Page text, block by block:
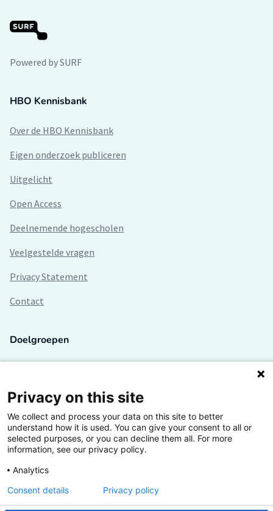
Powered by SURF
HBO Kennisbank
Over de HBO Kennisbank
Eigen onderzoek publiceren
Uitgelicht
Open Access
Deelnemende hogescholen
Veelgestelde vragen
Privacy Statement
Contact
Doelgroepen
Lectoren en onderzoekers
Bedrijven
Hogescholen
Privacy on this site
We collect and process your data on this site to better
understand how it is used. You can give your consent to all or
selected purposes, or you can decline them all. For more
information, see our privacy policy.
Analytics
Consent details
Privacy policy